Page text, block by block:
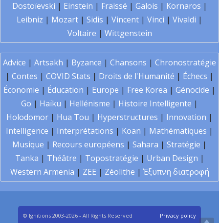
Dostoïevski | Einstein | Fraïssé | Galois | Kornaros |
Leibniz | Mozart | Sidis | Vincent | Vinci | Vivaldi |
Voltaire | Wittgenstein
Advice | Artsakh | Byzance | Chansons | Chronostratégie
| Contes | COVID Stats | Droits de l'Humanité | Échecs |
Économie | Éducation | Europe | Free Korea | Génocide |
Go | Haïku | Hellénisme | Histoire Intelligente |
Holodomor | Hua Tou | Hyperstructures | Innovation |
Intelligence | Interprétations | Koan | Mathématiques |
Musique | Recours européens | Sahara | Stratégie |
Tanka | Théâtre | Topostratégie | Urban Design |
Western Armenia | ZEE | Zéolithe | Έξυπνη διατροφή
© Ignitions 2003-2026 - All Rights Reserved Privacy policy